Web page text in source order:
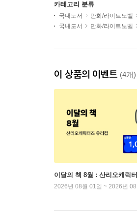
카테고리 분류
국내도서 만화/라이트노벨
국내도서
만화/라이트노벨
이 상품의 이벤트 (4개)
이달의 책 8월 : 산리오캐릭
2026년 08월 01일 ~ 2026년 08